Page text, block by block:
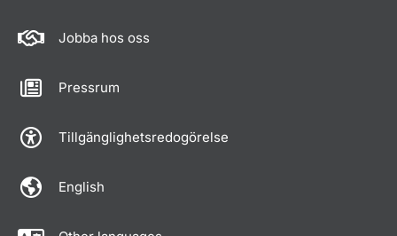
Jobba hos oss
Pressrum
Tillgänglighetsredogörelse
English